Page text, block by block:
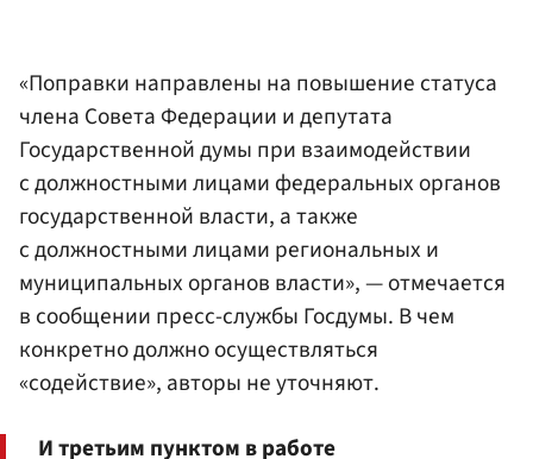
«Поправки направлены на повышение статуса
члена Совета Федерации и депутата
Государственной думы при взаимодействии
с должностными лицами федеральных органов
государственной власти, а также
с должностными лицами региональных и
муниципальных органов власти», — отмечается
в сообщении пресс-службы Госдумы. В чем
конкретно должно осуществляться
«содействие», авторы не уточняют.
И третьим пунктом в работе